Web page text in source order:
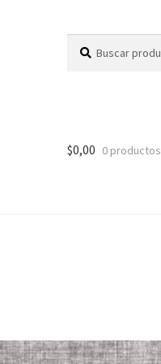
por:
$0,00 0 productos